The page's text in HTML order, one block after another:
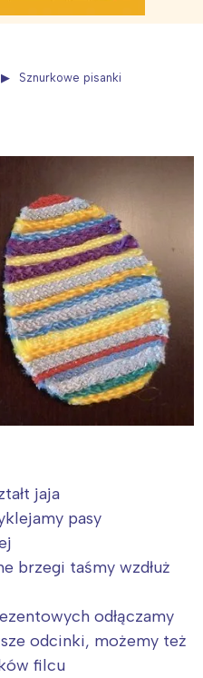
Sznurkowe pisanki
jaja
pasy
brzegi taśmy wzdłuż
odłączamy
odcinki, możemy też
filcu